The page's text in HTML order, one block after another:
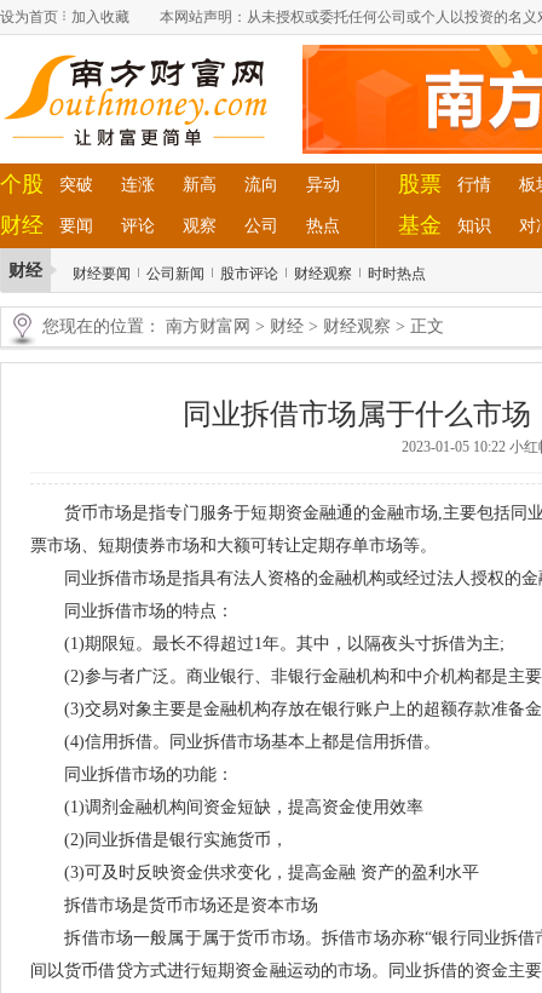
设为首页 加入收藏 本网站声明：从未授权或委托任何公司或个人以投资的名
个股 突破 连涨 新高 流向 异动
财经 要闻 评论 观察 公司 热点
股票 行情 板
基金 知识 对
财经 财经要闻 公司新闻 股市评论 财经观察 时时热点
您现在的位置： 南方财富网 > 财经 > 财经观察 > 正文
同业拆借市场属于什么市
2023-01-05 10:22 小
货币市场是指专门服务于短期资金融通的金融市场,主要包括同
票市场、短期债券市场和大额可转让定期存单市场等。
同业拆借市场是指具有法人资格的金融机构或经过法人授权的金
同业拆借市场的特点：
(1)期限短。最长不得超过1年。其中，以隔夜头寸拆借为主;
(2)参与者广泛。商业银行、非银行金融机构和中介机构都是主
(3)交易对象主要是金融机构存放在银行账户上的超额存款准备
(4)信用拆借。同业拆借市场基本上都是信用拆借。
同业拆借市场的功能：
(1)调剂金融机构间资金短缺，提高资金使用效率
(2)同业拆借是银行实施货币，
(3)可及时反映资金供求变化，提高金融 资产的盈利水平
拆借市场是货币市场还是资本市场
拆借市场一般属于属于货币市场。拆借市场亦称“银行同业拆借
间以货币借贷方式进行短期资金融运动的市场。同业拆借的资金主